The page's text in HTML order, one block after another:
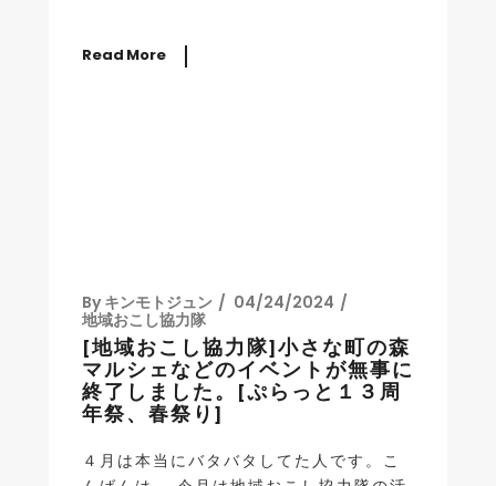
Read More
By キンモトジュン
04/24/2024
地域おこし協力隊
[地域おこし協力隊]小さな町の森
マルシェなどのイベントが無事に
終了しました。[ぷらっと１３周
年祭、春祭り]
４月は本当にバタバタしてた人です。こ